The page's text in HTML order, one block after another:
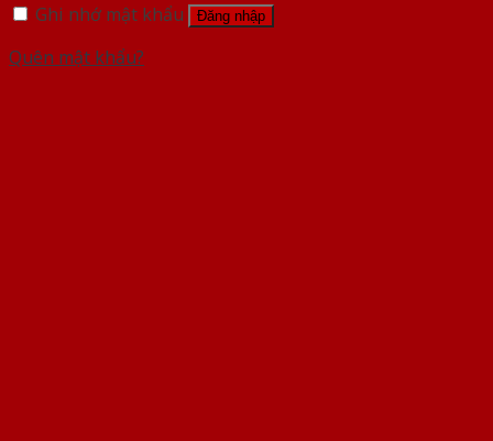
Ghi nhớ mật khẩu
Đăng nhập
Quên mật khẩu?